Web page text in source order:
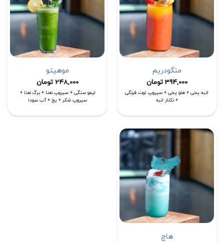
منگودریم
394,000 تومان
انبه یخی + هلو یخی + سیروپ توت فرنگی
+ نکتار انبه
موهیتو
248,000 تومان
لیمو سنگی + سیروپ نعنا + برگ نعنا +
سیروپ شکر + یخ + آب سودا
هاچ